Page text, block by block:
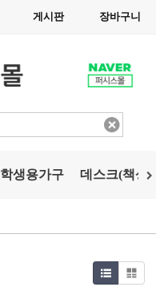
게시판 장바구니
학생용가구 데스크(책상)